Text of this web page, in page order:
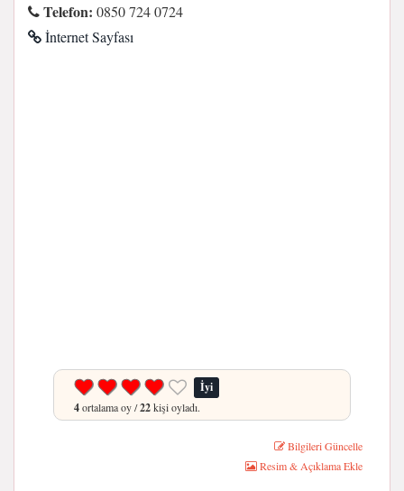
Telefon: 0850 724 0724
İnternet Sayfası
İyi
4ortalama oy /22kişi oyladı.
Bilgileri Güncelle
Resim & Açıklama Ekle